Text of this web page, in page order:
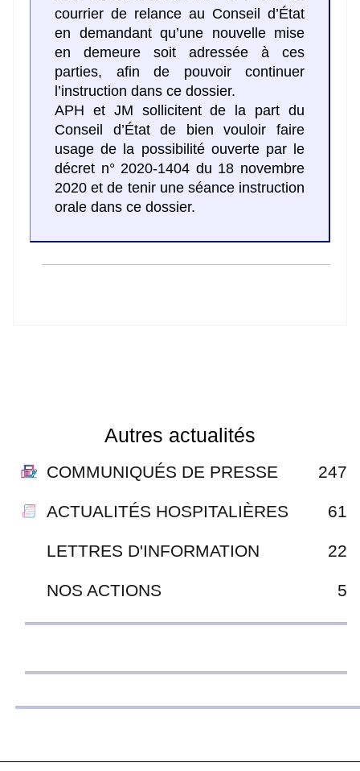
courrier de relance au Conseil d’État
en demandant qu’une nouvelle mise
en demeure soit adressée à ces
parties, afin de pouvoir continuer
l’instruction dans ce dossier.
APH et JM sollicitent de la part du
Conseil d’État de bien vouloir faire
usage de la possibilité ouverte par le
décret n° 2020-1404 du 18 novembre
2020 et de tenir une séance instruction
orale dans ce dossier.
Autres actualités
COMMUNIQUÉS DE PRESSE 247
ACTUALITÉS HOSPITALIÈRES 61
LETTRES D'INFORMATION 22
NOS ACTIONS 5